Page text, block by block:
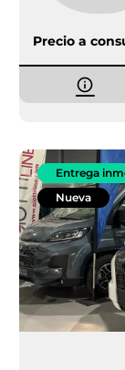
Precio a
Entrega
Nueva